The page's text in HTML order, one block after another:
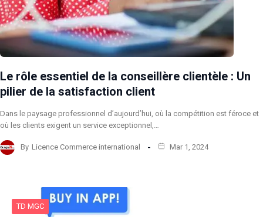
Le rôle essentiel de la conseillère clientèle : Un
pilier de la satisfaction client
Dans le paysage professionnel d’aujourd’hui, où la compétition est féroce et
où les clients exigent un service exceptionnel,…
By Licence Commerce international Mar 1, 2024
TD MGC